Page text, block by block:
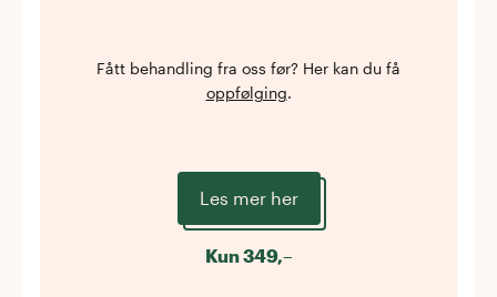
Fått behandling fra oss før? Her kan du få
oppfølging.
Les mer her
Kun349,–